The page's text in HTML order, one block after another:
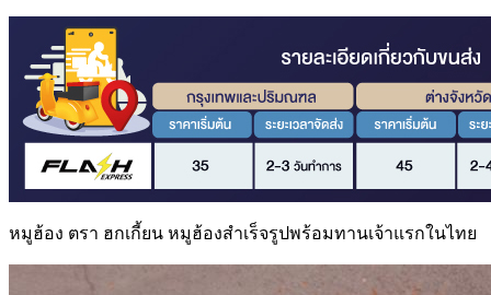
หมูฮ้อง ตรา ฮกเกี้ยน หมูฮ้องสำเร็จรูปพร้อมทานเจ้าแรกในไทย